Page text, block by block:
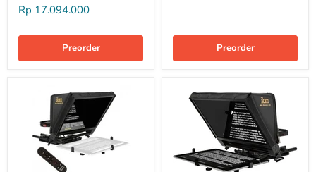
Rp 17.094.000
Preorder Preorder